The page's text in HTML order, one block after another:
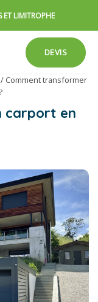
LIMITROPHE
DEVIS
/ Comment transformer
carport en